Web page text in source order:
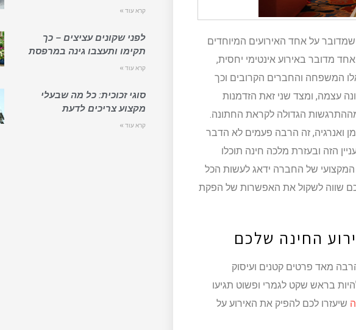
שמדובר על אחד האירועים המיוחדים
מדובר באירוע אינטימי יחסית,
המשפחה והחברים הקרובים וכך
עצמה, ומצד שני זאת הזדמנות
מההתרגשות הגדולה לקראת החתונה.
ואנרגיה, זה הרבה פעמים לא הדבר
הזה ובעזרת מלכה חינה תוכלו
של החברה ידאג לעשות הכל
שווה לשקול את האפשרות של הפקת
מאד פרטים קטנים ועיסוק
בראש שקט לגמרי ופשוט תגיעו
שיעזרו לכם להפיק את האירוע על
קרא עוד »
לפני שקונים עציצים – כך
תקימו ותעצבו גינה במרפסת
קרא עוד »
סוגי זכוכית: כל מה שבעלי
מקצוע צריכים לדעת
קרא עוד »